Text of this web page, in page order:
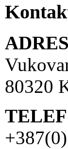
80320